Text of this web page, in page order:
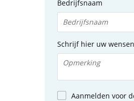
Bedrijfsnaam
Schrijf hier uw
Aanmelden voor